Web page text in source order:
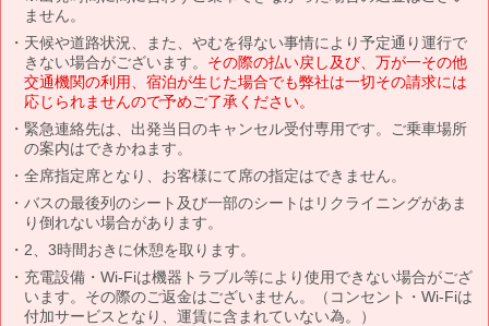
ません。
天候や道路状況、また、やむを得ない事情により予定通り運行で
きない場合がございます。 その際の払い戻し及び、万が一その他
交通機関の利用、宿泊が生じた場合でも弊社は一切その請求には
応じられませんので予めご了承ください。
緊急連絡先は、出発当日のキャンセル受付専用です。ご乗車場所
の案内はできかねます。
全席指定席となり、お客様にて席の指定はできません。
バスの最後列のシート及び一部のシートはリクライニングがあま
り倒れない場合があります。
2、3時間おきに休憩を取ります。
充電設備・Wi-Fiは機器トラブル等により使用できない場合がござ
います。その際のご返金はございません。（コンセント・Wi-Fiは
付加サービスとなり、運賃に含まれていない為。）